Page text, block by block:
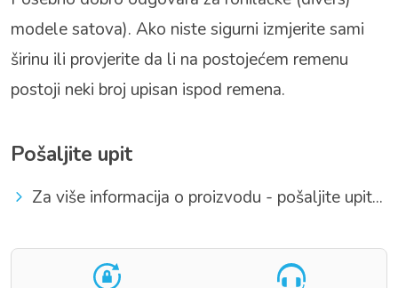
modele satova). Ako niste sigurni izmjerite sami
širinu ili provjerite da li na postojećem remenu
postoji neki broj upisan ispod remena.
Pošaljite upit
Za više informacija o proizvodu - pošaljite upit...